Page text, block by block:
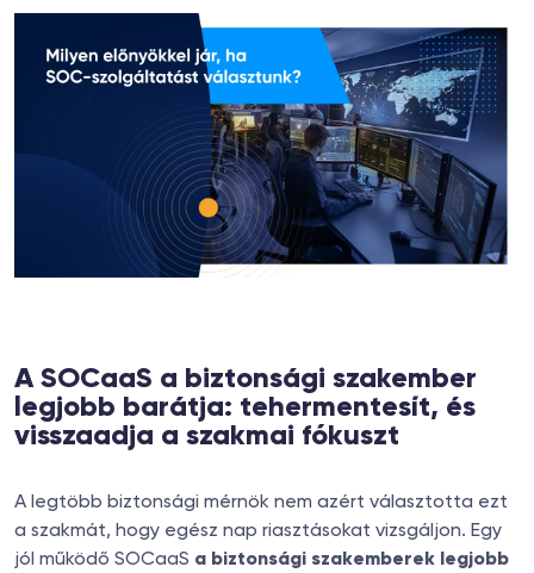
A SOCaaS a biztonsági szakember
legjobb barátja: tehermentesít, és
visszaadja a szakmai fókuszt
A legtöbb biztonsági mérnök nem azért választotta ezt
a szakmát, hogy egész nap riasztásokat vizsgáljon. Egy
jól működő SOCaaS a biztonsági szakemberek legjobb